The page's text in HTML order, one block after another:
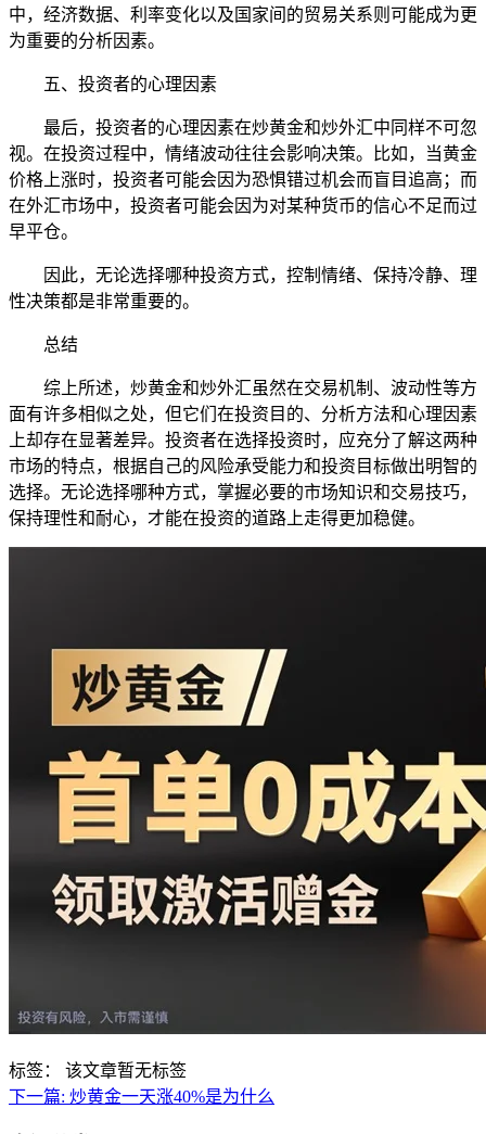
中，经济数据、利率变化以及国家间的贸易关系则可能成为更
为重要的分析因素。
五、投资者的心理因素
最后，投资者的心理因素在炒黄金和炒外汇中同样不可忽
视。在投资过程中，情绪波动往往会影响决策。比如，当黄金
价格上涨时，投资者可能会因为恐惧错过机会而盲目追高；而
在外汇市场中，投资者可能会因为对某种货币的信心不足而过
早平仓。
因此，无论选择哪种投资方式，控制情绪、保持冷静、理
性决策都是非常重要的。
总结
综上所述，炒黄金和炒外汇虽然在交易机制、波动性等方
面有许多相似之处，但它们在投资目的、分析方法和心理因素
上却存在显著差异。投资者在选择投资时，应充分了解这两种
市场的特点，根据自己的风险承受能力和投资目标做出明智的
选择。无论选择哪种方式，掌握必要的市场知识和交易技巧，
保持理性和耐心，才能在投资的道路上走得更加稳健。
标签：
该文章暂无标签
下一篇: 炒黄金一天涨40%是为什么